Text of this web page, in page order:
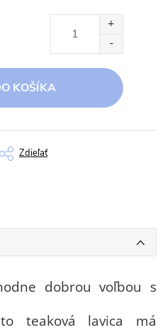
KOŠÍKA
Zdieľať
dobrou voľbou s
teaková lavica má